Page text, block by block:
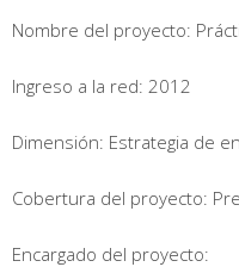
Nombre del proyecto:
Ingreso a la red: 2012
Dimensión: Estrategia de
Cobertura del proyecto:
Encargado del proyecto: